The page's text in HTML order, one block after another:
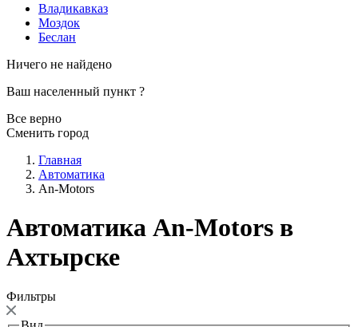
Владикавказ
Моздок
Беслан
Ничего не найдено
Ваш населенный пункт ?
Все верно
Сменить город
Главная
Автоматика
An-Motors
Автоматика An-Motors в
Ахтырске
Фильтры